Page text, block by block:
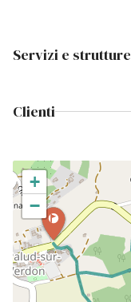
Servizi e strutture
Clienti
+
−